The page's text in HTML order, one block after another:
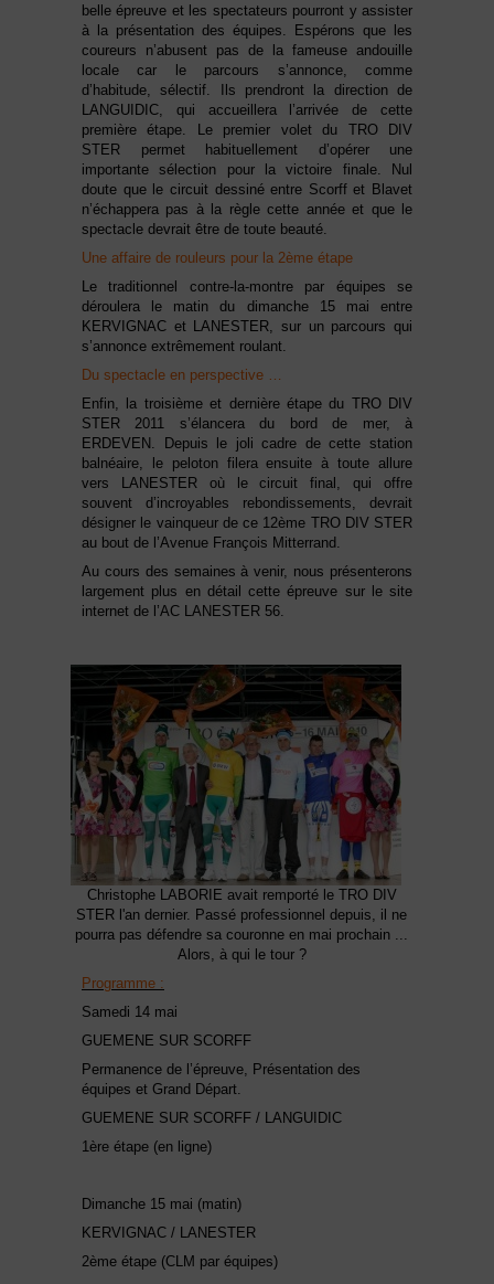
belle épreuve et les spectateurs pourront y assister
à la présentation des équipes. Espérons que les
coureurs n’abusent pas de la fameuse andouille
locale car le parcours s’annonce, comme
d’habitude, sélectif. Ils prendront la direction de
LANGUIDIC, qui accueillera l’arrivée de cette
première étape. Le premier volet du TRO DIV
STER permet habituellement d’opérer une
importante sélection pour la victoire finale. Nul
doute que le circuit dessiné entre Scorff et Blavet
n’échappera pas à la règle cette année et que le
spectacle devrait être de toute beauté.
Une affaire de rouleurs pour la 2ème étape
Le traditionnel contre-la-montre par équipes se
déroulera le matin du dimanche 15 mai entre
KERVIGNAC et LANESTER, sur un parcours qui
s’annonce extrêmement roulant.
Du spectacle en perspective …
Enfin, la troisième et dernière étape du TRO DIV
STER 2011 s’élancera du bord de mer, à
ERDEVEN. Depuis le joli cadre de cette station
balnéaire, le peloton filera ensuite à toute allure
vers LANESTER où le circuit final, qui offre
souvent d’incroyables rebondissements, devrait
désigner le vainqueur de ce 12ème TRO DIV STER
au bout de l’Avenue François Mitterrand.
Au cours des semaines à venir, nous présenterons
largement plus en détail cette épreuve sur le site
internet de l’AC LANESTER 56.
Christophe LABORIE avait remporté le TRO DIV
STER l'an dernier. Passé professionnel depuis, il ne
pourra pas défendre sa couronne en mai prochain ...
Alors, à qui le tour ?
Programme :
Samedi 14 mai
GUEMENE SUR SCORFF
Permanence de l’épreuve, Présentation des
équipes et Grand Départ.
GUEMENE SUR SCORFF / LANGUIDIC
1ère étape (en ligne)
Dimanche 15 mai (matin)
KERVIGNAC / LANESTER
2ème étape (CLM par équipes)